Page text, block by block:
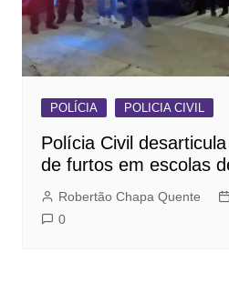
POLÍCIA POLICIA CIVIL
Polícia Civil
de furtos em escolas
Robertão Chapa Quente
0